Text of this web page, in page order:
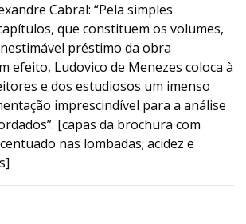
Cabral: “Pela simples
que constituem os volumes,
préstimo da obra
efeito, Ludovico de Menezes coloca à
e dos estudiosos um imenso
imprescindível para a análise
[capas da brochura com
nas lombadas; acidez e